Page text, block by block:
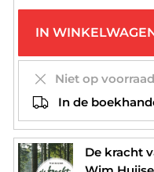
IN
Niet op
In de
De kracht